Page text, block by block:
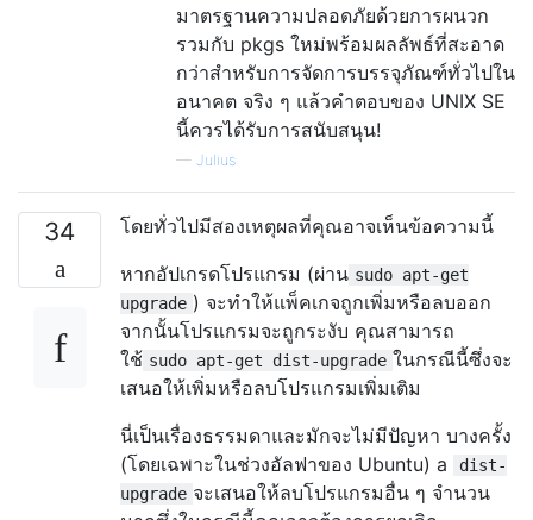
มาตรฐานความปลอดภัยด้วยการผนวก
รวมกับ pkgs ใหม่พร้อมผลลัพธ์ที่สะอาด
กว่าสำหรับการจัดการบรรจุภัณฑ์ทั่วไปใน
อนาคต จริง ๆ แล้วคำตอบของ UNIX SE
นี้ควรได้รับการสนับสนุน!
— Julius
34
โดยทั่วไปมีสองเหตุผลที่คุณอาจเห็นข้อความนี้
หากอัปเกรดโปรแกรม (ผ่าน sudo apt-get
upgrade ) จะทำให้แพ็คเกจถูกเพิ่มหรือลบออก
จากนั้นโปรแกรมจะถูกระงับ คุณสามารถ
ใช้ sudo apt-get dist-upgrade ในกรณีนี้ซึ่งจะ
เสนอให้เพิ่มหรือลบโปรแกรมเพิ่มเติม
นี่เป็นเรื่องธรรมดาและมักจะไม่มีปัญหา บางครั้ง
(โดยเฉพาะในช่วงอัลฟาของ Ubuntu) a
dist-
upgrade จะเสนอให้ลบโปรแกรมอื่น ๆ จำนวน